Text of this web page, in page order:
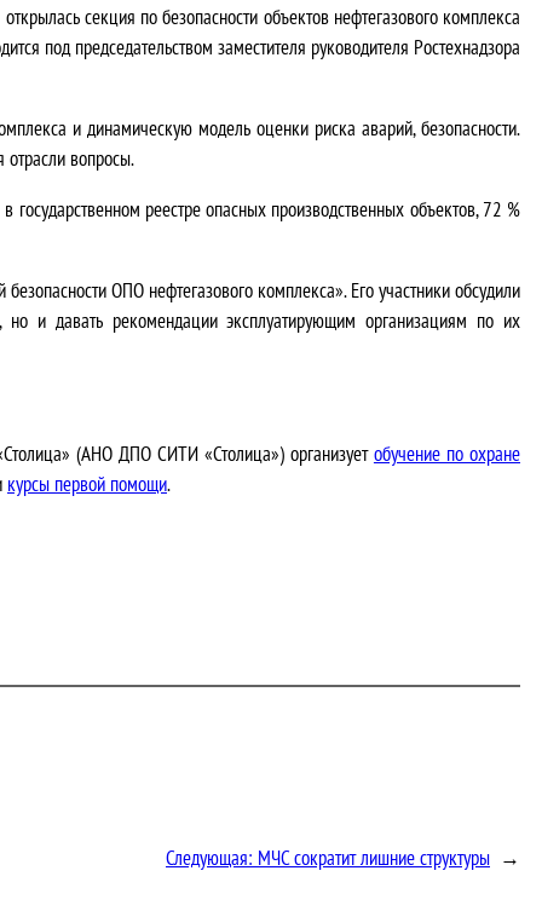
секция по безопасности объектов нефтегазового комплекса
под председательством заместителя руководителя Ростехнадзора
и динамическую модель оценки риска аварий, безопасности.
отрасли вопросы.
реестре опасных производственных объектов, 72 %
ОПО нефтегазового комплекса». Его участники обсудили
но и давать рекомендации эксплуатирующим организациям по их
(АНО ДПО СИТИ «Столица») организуетобучение по охране
курсы первой помощи.
Следующая: МЧС сократит лишние структуры →